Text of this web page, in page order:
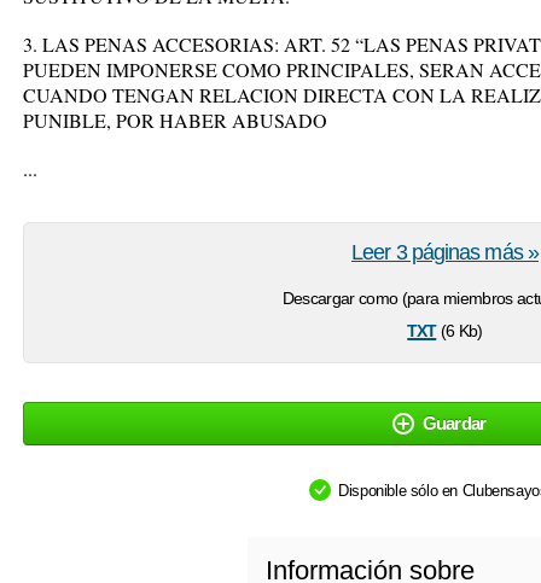
3. LAS PENAS ACCESORIAS: ART. 52 “LAS PENAS
PUEDEN IMPONERSE COMO PRINCIPALES, SERAN
CUANDO TENGAN RELACION DIRECTA CON LA
PUNIBLE, POR HABER ABUSADO
...
Descargar como (para miembros
txt(6 Kb)
Leer 3 páginas más »
Guardar
Disponible sólo en
Información sobre